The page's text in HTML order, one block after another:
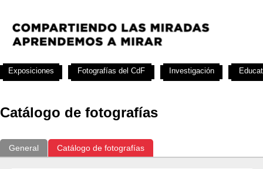
Catálogo de fotografías
General Catálogo de fotografías
Exposiciones Fotografías del CdF Investigación